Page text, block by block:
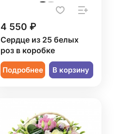
4 550 ₽
Сердце из 25 белых
роз в коробке
Подробнее В корзину